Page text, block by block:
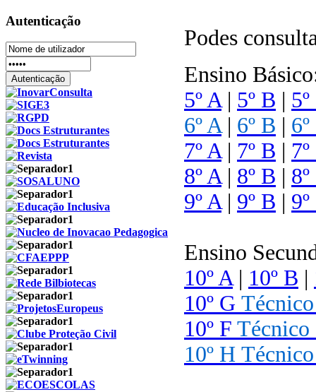
Podes
Ensino
5º A| 5º B |
6º A| 6º B |
7º A| 7º B |
8º A| 8º B |
9º A| 9º B |
Ensino
10º A| 10º B |
10º G
10º F Técnico
10º H
Autenticação